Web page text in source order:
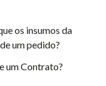
os insumos da
um pedido?
um Contrato?